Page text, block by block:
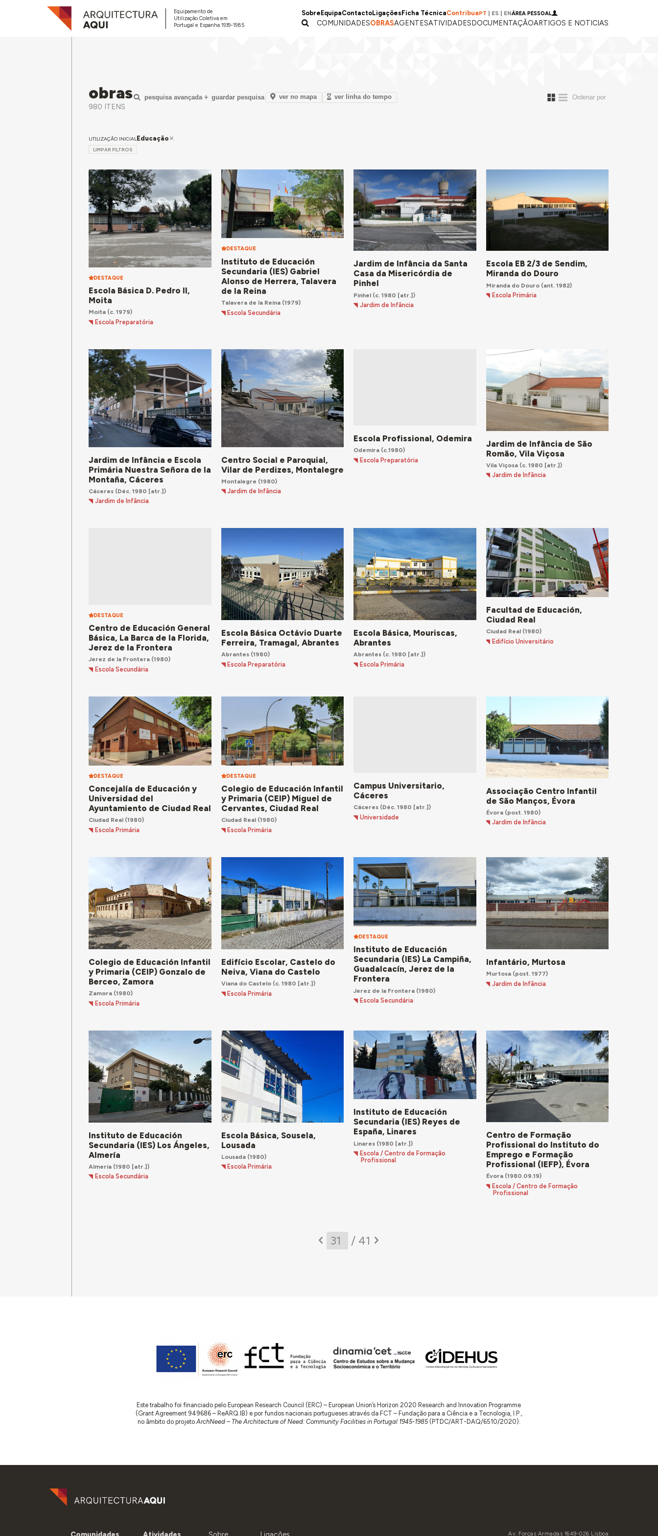
Equipamento de
Utilização Coletiva em
Portugal e Espanha 1939-1985
Sobre EquipaContactoLigações Ficha TécnicaContribuaPT ES ENÁREA PESSOAL
COMUNIDADESOBRASAGENTESATIVIDADESDOCUMENTAÇÃOARTIGOS E NOTICIAS
obras
980 ITENS
pesquisa avançada guardar pesquisa ver no mapa ver linha do tempo
UTILIZAÇÃO INICIALEducação
LIMPAR FILTROS
DESTAQUE
Escola Básica D. Pedro II,
Moita
Moita (c. 1979)
Escola Preparatória
DESTAQUE
Instituto de Educación
Secundaria (IES) Gabriel
Alonso de Herrera, Talavera
de la Reina
Talavera de la Reina(1979)
Escola Secundária
Jardim de Infância da Santa
Casa da Misericórdia de
Pinhel
Pinhel (c. 1980 [atr.])
Jardim de Infância
Escola EB 2/3 de Sendim,
Miranda do Douro
Miranda do Douro(ant. 1982)
Escola Primária
Jardim de Infância e Escola
Primária Nuestra Señora de la
Montaña, Cáceres
Cáceres (Déc. 1980 [atr.])
Jardim de Infância
Centro Social e Paroquial,
Vilar de Perdizes, Montalegre
Montalegre (1980)
Jardim de Infância
Escola Profissional, Odemira
Odemira (c.1980)
Escola Preparatória
Jardim de Infância de São
Romão, Vila Viçosa
Vila Viçosa(c. 1980 [atr.])
Jardim de Infância
DESTAQUE
Centro de Educación General
Básica, La Barca de la Florida,
Jerez de la Frontera
Jerez de la Frontera (1980)
Escola Secundária
Escola Básica Octávio Duarte
Ferreira, Tramagal, Abrantes
Abrantes(1980)
Escola Preparatória
Escola Básica, Mouriscas,
Abrantes
Abrantes (c. 1980 [atr.])
Escola Primária
Facultad de Educación,
Ciudad Real
Ciudad Real(1980)
Edifício Universitário
DESTAQUE
Concejalía de Educación y
Universidad del
Ayuntamiento de Ciudad Real
Ciudad Real (1980)
Escola Primária
DESTAQUE
Colegio de Educación Infantil
y Primaria (CEIP) Miguel de
Cervantes, Ciudad Real
Ciudad Real(1980)
Escola Primária
Campus Universitario,
Cáceres
Cáceres (Déc. 1980 [atr.])
Universidade
Associação Centro Infantil
de São Manços, Évora
Évora(post. 1980)
Jardim de Infância
Colegio de Educación Infantil
y Primaria (CEIP) Gonzalo de
Berceo, Zamora
Zamora (1980)
Escola Primária
Edifício Escolar, Castelo do
Neiva, Viana do Castelo
Viana do Castelo(c. 1980 [atr.])
Escola Primária
DESTAQUE
Instituto de Educación
Secundaria (IES) La Campiña,
Guadalcacín, Jerez de la
Frontera
Jerez de la Frontera (1980)
Escola Secundária
Infantário, Murtosa
Murtosa(post. 1977)
Jardim de Infância
Instituto de Educación
Secundaria (IES) Los Ángeles,
Almería
Almeria (1980 [atr.])
Escola Secundária
Escola Básica, Sousela,
Lousada
Lousada(1980)
Escola Primária
Instituto de Educación
Secundaria (IES) Reyes de
España, Linares
Linares (1980 [atr.])
Escola / Centro de Formação
Profissional
Centro de Formação
Profissional do Instituto do
Emprego e Formação
Profissional (IEFP), Évora
Évora(1980.09.19)
Escola / Centro de Formação
Profissional
/ 41
Este trabalho foi financiado pelo European Research Council (ERC) – European Union’s Horizon 2020 Research and Innovation Programme
(Grant Agreement 949686 – ReARQ.IB) e por fundos nacionais portugueses através da FCT – Fundação para a Ciência e a Tecnologia, I.P.,
no âmbito do projeto ArchNeed – The Architecture of Need: Community Facilities in Portugal 1945-1985(PTDC/ART-DAQ/6510/2020).
Av. Forças Armadas 1649-026 Lisboa